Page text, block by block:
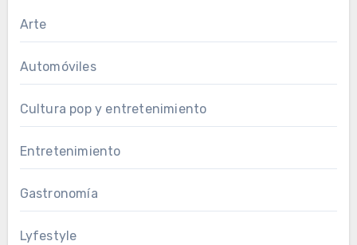
Arte
Automóviles
Cultura pop y entretenimiento
Entretenimiento
Gastronomía
Lyfestyle